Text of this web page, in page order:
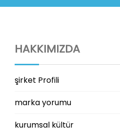
HAKKIMIZDA
şirket Profili
marka yorumu
kurumsal kültür